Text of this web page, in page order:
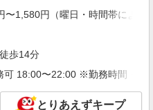
トの鮮魚スタッフ
＞ 時給1,330円〜1,580円（曜
） 時給1330円〜 18時以降：時
＋100円 ★日・祝＋100円 ※ア
新宿町5-20-1
詳細を見る
〜1,580円（曜日・時間帯によ
歩14分
18:00〜22:00 ※勤務時間・日
とりあえずキープ